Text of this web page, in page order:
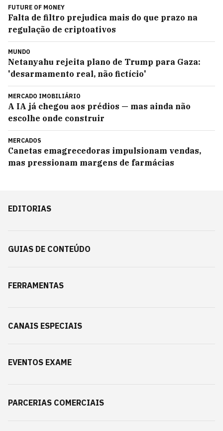
FUTURE OF MONEY
Falta de filtro prejudica mais do que prazo na
regulação de criptoativos
MUNDO
Netanyahu rejeita plano de Trump para Gaza:
'desarmamento real, não fictício'
MERCADO IMOBILIÁRIO
A IA já chegou aos prédios — mas ainda não
escolhe onde construir
MERCADOS
Canetas emagrecedoras impulsionam vendas,
mas pressionam margens de farmácias
EDITORIAS
GUIAS DE CONTEÚDO
FERRAMENTAS
CANAIS ESPECIAIS
EVENTOS EXAME
PARCERIAS COMERCIAIS